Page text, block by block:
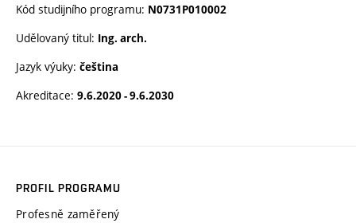
Kód studijního programu: N0731P010002
Udělovaný titul: Ing. arch.
Jazyk výuky: čeština
Akreditace: 9.6.2020 - 9.6.2030
PROFIL PROGRAMU
Profesně zaměřený